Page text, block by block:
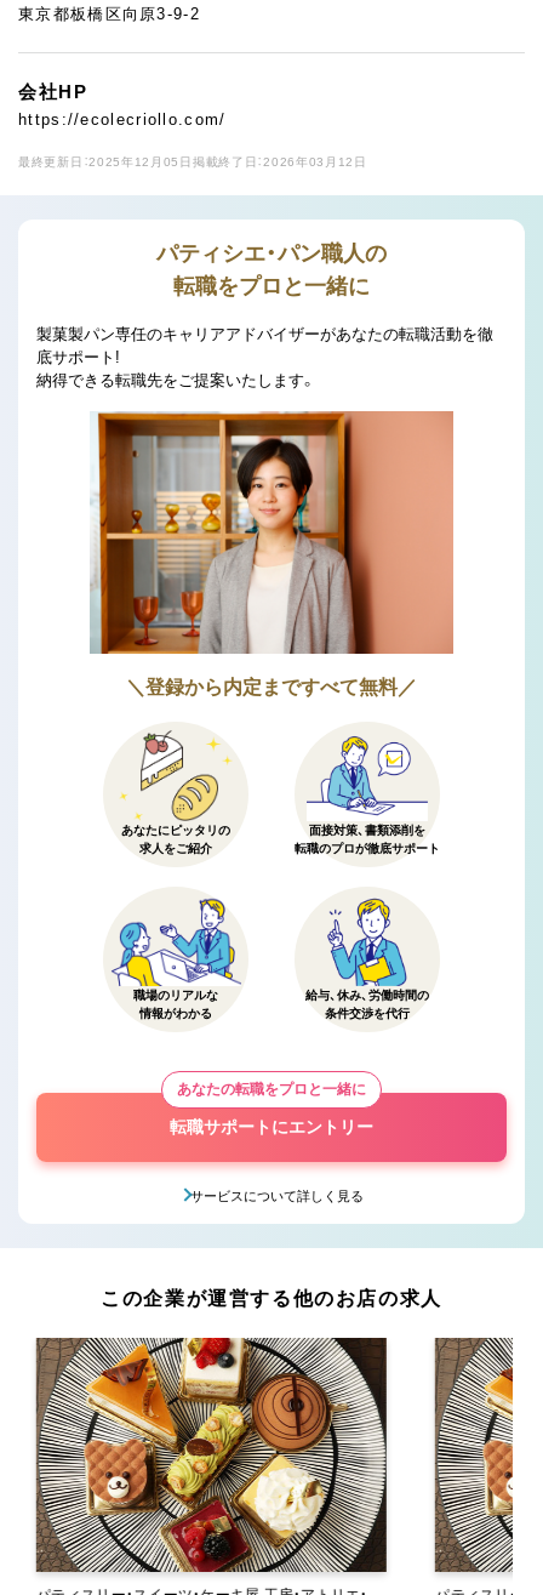
東京都板橋区向原3-9-2
会社HP
https://ecolecriollo.com/
最終更新日：2025年12月05日 掲載終了日：2026年03月12日
パティシエ・パン職人の
転職をプロと一緒に
製菓製パン専任のキャリアアドバイザーがあなたの転職活動を徹
底サポート!
納得できる転職先をご提案いたします。
＼登録から内定まですべて無料／
あなたにピッタリの
求人をご紹介
面接対策、書類添削を
転職のプロが徹底サポート
職場のリアルな
情報がわかる
給与、休み、労働時間の
条件交渉を代行
あなたの転職をプロと一緒に
転職サポートにエントリー
サービスについて詳しく見る
この企業が運営する他のお店の求人